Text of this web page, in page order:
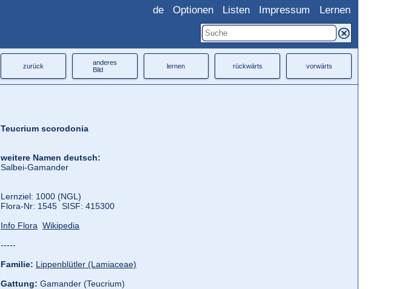
de Optionen Listen Impressum Lernen
zurück
anderes
Bild
lernen rückwärts vorwärts
Teucrium scorodonia
weitere Namen deutsch:
Salbei-Gamander
Lernziel: 1000 (NGL)
Flora‑Nr: 1545 SISF: 415300
Info Flora Wikipedia
-----
Familie: Lippenblütler (Lamiaceae)
Gattung: Gamander (Teucrium)